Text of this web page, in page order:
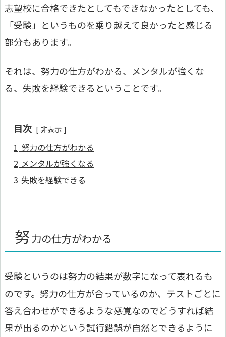
志望校に合格できたとしてもできなかったとしても、
「受験」というものを乗り越えて良かったと感じる
部分もあります。
それは、努力の仕方がわかる、メンタルが強くな
る、失敗を経験できるということです。
目次 非表示
1 努力の仕方がわかる
2 メンタルが強くなる
3 失敗を経験できる
努力の仕方がわかる
受験というのは努力の結果が数字になって表れるも
のです。努力の仕方が合っているのか、テストごとに
答え合わせができるような感覚なのでどうすれば結
果が出るのかという試行錯誤が自然とできるように